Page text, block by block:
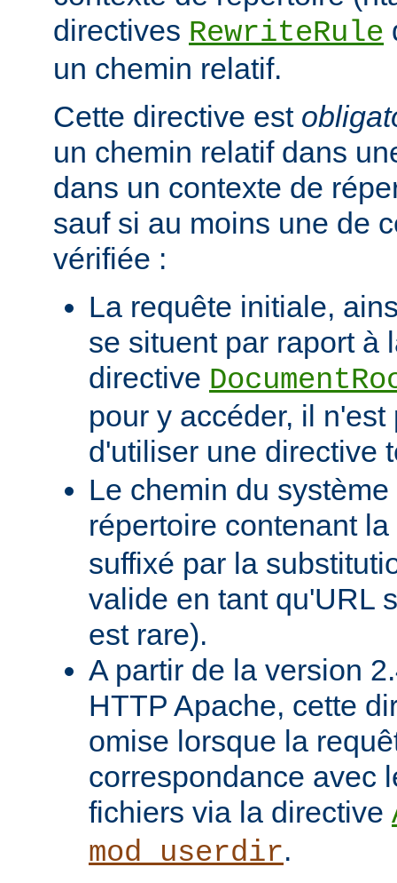
directives RewriteRule
un chemin relatif.
Cette directive est
un chemin relatif dans
dans un contexte de
sauf si au moins une de
vérifiée :
La requête initiale,
se situent par raport à
directive
pour y accéder, il
d'utiliser une directive
Le chemin du
répertoire contenant la
suffixé par la
valide en tant qu'URL
est rare).
A partir de la version
HTTP Apache, cette
omise lorsque la
correspondance avec
fichiers via la directive
mod_userdir.